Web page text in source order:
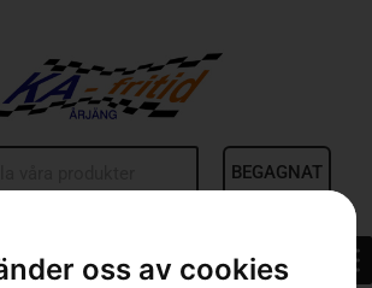
oss av cookies
BEGAGNAT